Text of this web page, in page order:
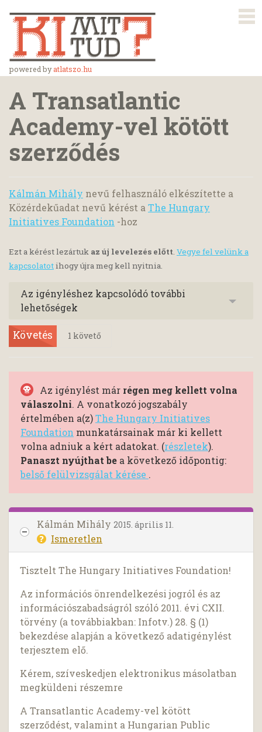
powered byatlatszo.hu
A Transatlantic
Academy-vel kötött
szerződés
Kálmán Mihály nevű felhasználó elkészítette a
Közérdekűadat nevű kérést a The Hungary
Initiatives Foundation -hoz
Ezt a kérést lezártuk az új levelezés előtt. Vegye fel velünk a
kapcsolatotihogy újra meg kell nyitnia.
Az igényléshez kapcsolódó további
lehetőségek
Követés 1 követő
Az igénylést már régen meg kellett volna
válaszolni. A vonatkozó jogszabály
értelmében a(z)The Hungary Initiatives
Foundation munkatársainak már ki kellett
volna adniuk a kért adatokat. (részletek).
Panaszt nyújthat be a következő időpontig:
belső felülvizsgálat kérése .
Kálmán Mihály 2015. április 11.
Ismeretlen
Tisztelt The Hungary Initiatives Foundation!
Az információs önrendelkezési jogról és az
információszabadságról szóló 2011. évi CXII.
törvény (a továbbiakban: Infotv.) 28. § (1)
bekezdése alapján a következő adatigénylést
terjesztem elő.
Kérem, szíveskedjen elektronikus másolatban
megküldeni részemre
A Transatlantic Academy-vel kötött
szerződést, valamint a Hungarian Public